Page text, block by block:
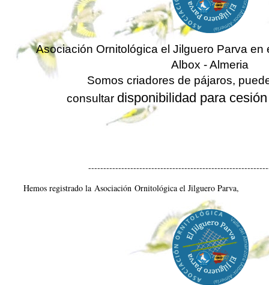
Asociación Ornitológica el Jilguero Parva en
Albox - Almeria
Somos criadores de pájaros,
consultar disponibilidad para
Hemos registrado la Asociación Ornitológica el Jilguero Parva,